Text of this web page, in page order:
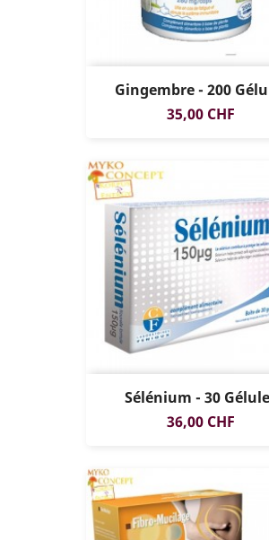
Gingembre - 200
Prix
35,00 CHF
Sélénium - 30
Prix
36,00 CHF